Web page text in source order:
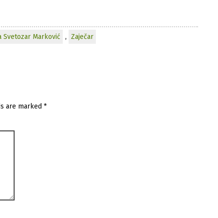
Marković , Zaječar
are marked *